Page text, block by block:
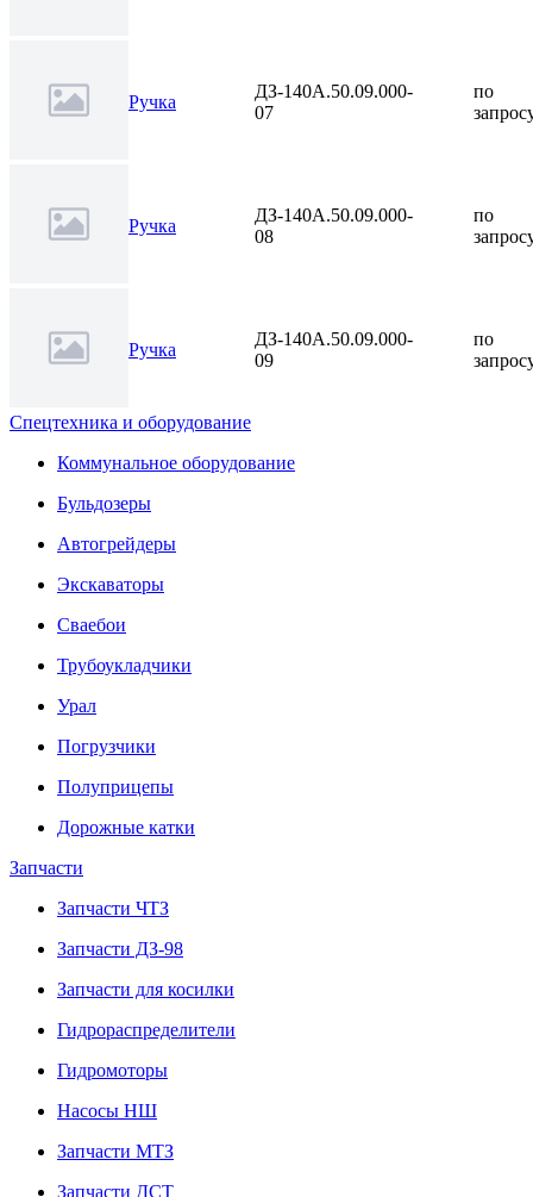
Ручка
ДЗ-140А.50.09.000-
07
по
Ручка
ДЗ-140А.50.09.000-
08
по
Ручка
ДЗ-140А.50.09.000-
09
по
Спецтехника и оборудование
Коммунальное оборудование
Бульдозеры
Автогрейдеры
Экскаваторы
Сваебои
Трубоукладчики
Урал
Погрузчики
Полуприцепы
Дорожные катки
Запчасти
Запчасти ЧТЗ
Запчасти ДЗ-98
Запчасти для косилки
Гидрораспределители
Гидромоторы
Насосы НШ
Запчасти МТЗ
Запчасти ДСТ